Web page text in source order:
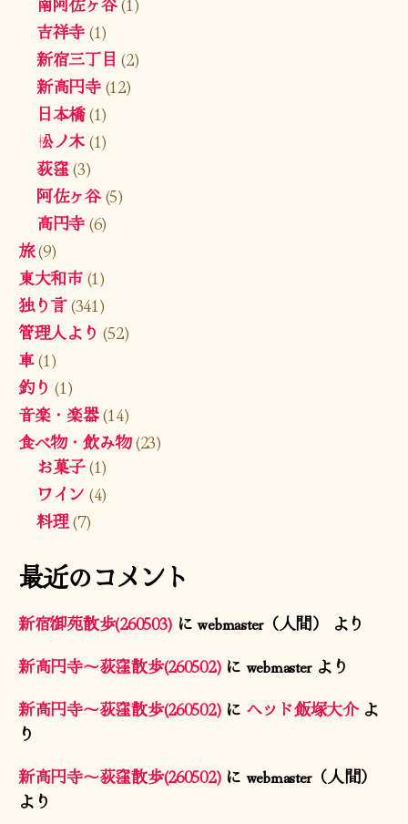
吉祥寺(1)
新宿三丁目 (2)
新高円寺(12)
日本橋(1)
松ノ木(1)
荻窪(3)
阿佐ヶ谷(5)
高円寺(6)
旅(9)
東大和市(1)
独り言(341)
管理人より (52)
車(1)
釣り (1)
音楽・楽器(14)
食べ物・飲み物(23)
お菓子(1)
ワイン (4)
料理(7)
最近のコメント
新宿御苑散歩(260503) にwebmaster（人間）
より
新高円寺〜荻窪散歩(260502)に webmasterより
新高円寺〜荻窪散歩(260502)に ヘッド飯塚大介よ
り
新高円寺〜荻窪散歩(260502)に webmaster（人間）
より